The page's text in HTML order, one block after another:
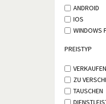
ANDROID
IOS
WINDOWS
PREISTYP
VERKAUFEN
ZU
TAUSCHEN